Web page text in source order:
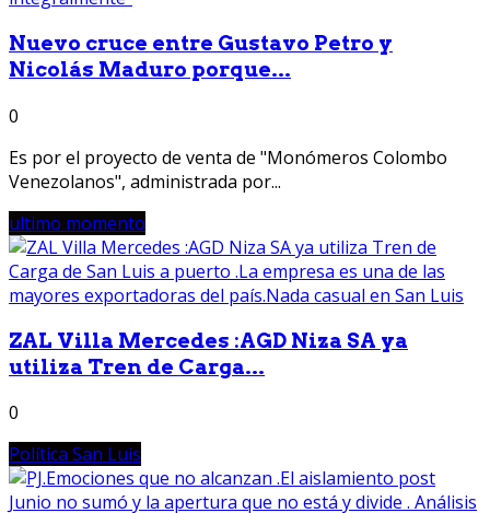
Nuevo cruce entre Gustavo Petro y
Nicolás Maduro porque...
0
Es por el proyecto de venta de "Monómeros Colombo
Venezolanos", administrada por...
ultimo momento
ZAL Villa Mercedes :AGD Niza SA ya
utiliza Tren de Carga...
0
Política San Luis